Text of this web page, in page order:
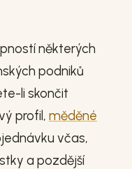
některých
podniků
li skončit
profil, měděné
včas,
a pozdější